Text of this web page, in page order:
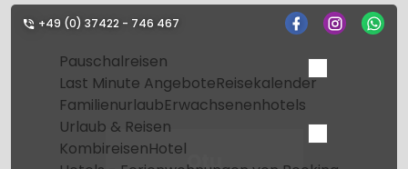
+49 (0) 37422 - 746 467
Pauschalreisen
Last Minute AngeboteReisekalender
FamilienurlaubErwachsenenhotels
Urlaub & Reisen
KombireisenHotel
Otu